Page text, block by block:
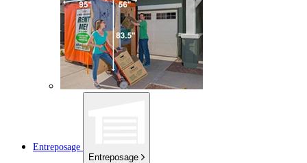
Entreposage
Entreposage